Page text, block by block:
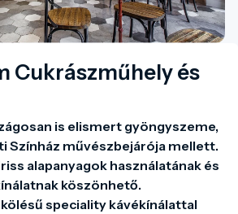
Cukrászműhely és
is elismert gyöngyszeme,
Színház művészbejárója mellett.
alapanyagok használatának és
köszönhető.
speciality kávékínálattal